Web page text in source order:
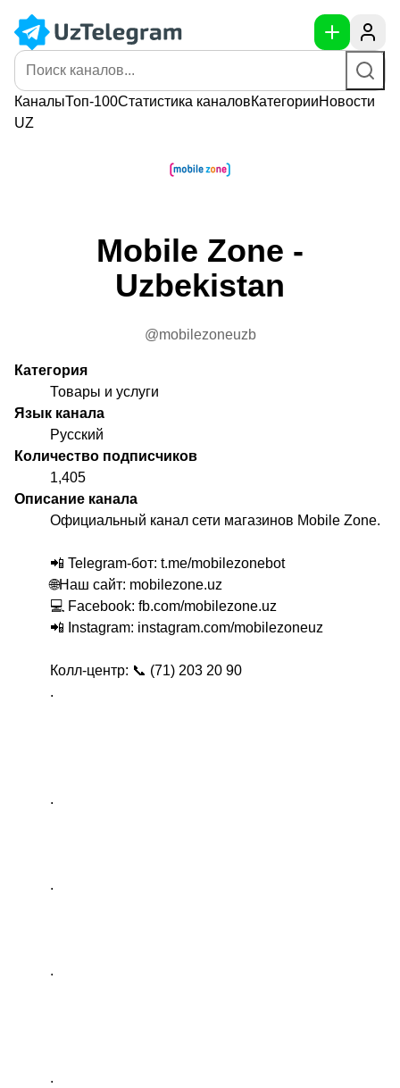
КаналыТоп-100Статистика каналовКатегорииНовости
UZ
Mobile Zone -
Uzbekistan
@mobilezoneuzb
Категория
Товары и услуги
Язык канала
Русский
Количество подписчиков
1,405
Описание канала
Официальный канал сети магазинов Mobile Zone.
📲 Telegram-бот: t.me/mobilezonebot
🌐Наш сайт: mobilezone.uz
💻 Facebook: fb.com/mobilezone.uz
📲 Instagram: instagram.com/mobilezoneuz
Колл-центр: 📞 (71) 203 20 90
.
.
.
.
.